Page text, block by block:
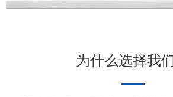
为什么选择我
——